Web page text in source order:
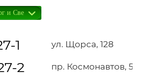
1 ул. Щорса, 128
2 пр. Космонавтов, 54